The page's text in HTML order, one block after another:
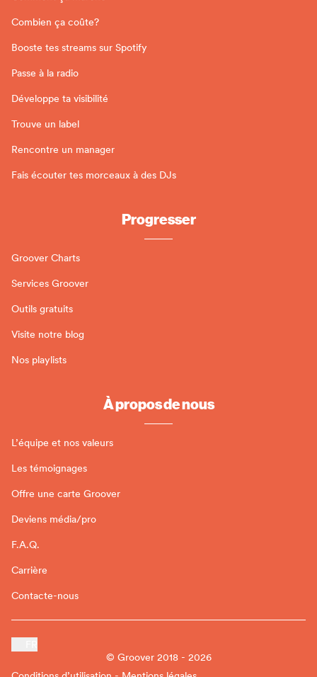
Combien ça coûte?
Booste tes streams sur Spotify
Passe à la radio
Développe ta visibilité
Trouve un label
Rencontre un manager
Fais écouter tes morceaux à des DJs
Progresser
Groover Charts
Services Groover
Outils gratuits
Visite notre blog
Nos playlists
À propos de nous
L’équipe et nos valeurs
Les témoignages
Offre une carte Groover
Deviens média/pro
F.A.Q.
Carrière
Contacte-nous
© Groover 2018 - 2026